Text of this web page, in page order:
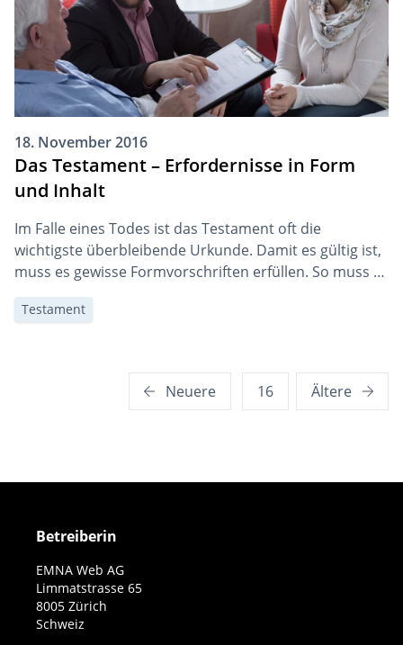
18. November 2016
Das Testament – Erfordernisse in Form
und Inhalt
Im Falle eines Todes ist das Testament oft die
wichtigste überbleibende Urkunde. Damit es gültig ist,
muss es gewisse Formvorschriften erfüllen. So muss es
im Normalfall von Hand geschrieben, mit dem Datum
versehen und unterschrieben werden.
Testament
Seitennummerierung
Neuere 16 Ältere
Betreiberin
EMNA Web AG
Limmatstrasse 65
8005 Zürich
Schweiz